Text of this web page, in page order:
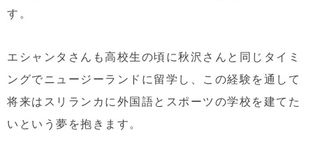
す。
エシャンタさんも高校生の頃に秋沢さんと同じタイミ
ングでニュージーランドに留学し、この経験を通して
将来はスリランカに外国語とスポーツの学校を建てた
いという夢を抱きます。